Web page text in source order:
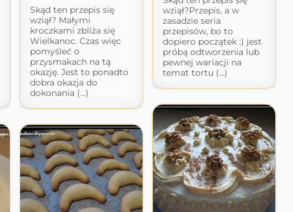
Skąd ten przepis się
wziął? Małymi
kroczkami zbliża się
Wielkanoc. Czas więc
pomyśleć o
przysmakach na tą
okazję. Jest to ponadto
dobra okazja do
dokonania (...)
wziął?Przepis, a w
zasadzie seria
przepisów, bo to
dopiero początek :) jest
próbą odtworzenia lub
pewnej wariacji na
temat tortu (...)